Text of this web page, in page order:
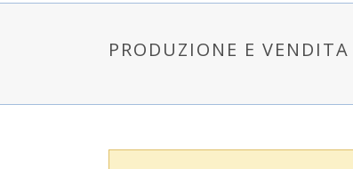
PRODUZIONE E VENDITA